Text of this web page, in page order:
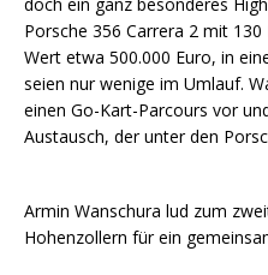
Porsche 356 Carrera 2 mit
Wert etwa 500.000 Euro, in
seien nur wenige im Umlauf.
einen Go-Kart-Parcours vor
Austausch, der unter den
Armin Wanschura lud zum
Hohenzollern für ein